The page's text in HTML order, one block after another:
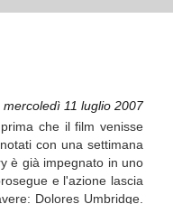
mercoledì 11 luglio 2007
che il film venisse
con una settimana
è già impegnato in uno
e l'azione lascia
Dolores Umbridge.